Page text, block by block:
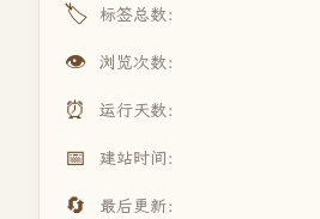
🏷️ 标签总数：
👁️ 浏览次数：
⏰ 运行天数：
📅 建站时间：
🔄 最后更新：